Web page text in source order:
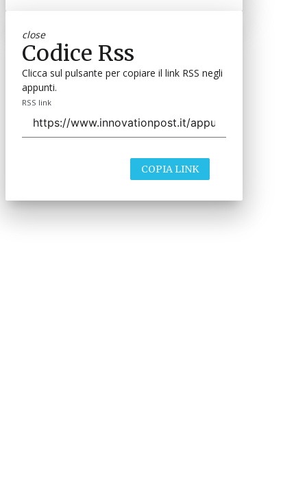
close
Codice Rss
Clicca sul pulsante per copiare il link RSS negli
appunti.
RSS link
COPIA LINK